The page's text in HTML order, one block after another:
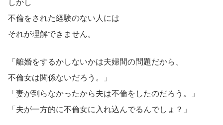
しかし
不倫をされた経験のない人には
それが理解できません。
「離婚をするかしないかは夫婦間の問題だから、
不倫女は関係ないだろう。」
「妻が到らなかったから夫は不倫をしたのだろう。」
「夫が一方的に不倫女に入れ込んでるんでしょ？」